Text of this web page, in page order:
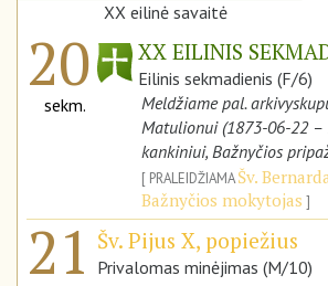
XX eilinė savaitė
20
sekm.
XX EILINIS
Eilinis sekmadienis (F/6)
Meldžiame pal.
Matulionui (1873-06-22 –
kankiniui, Bažnyčios
PRALEIDŽIAMAŠv.
Bažnyčios mokytojas
21 Šv. Pijus X, popiežius
Privalomas minėjimas (M/10)